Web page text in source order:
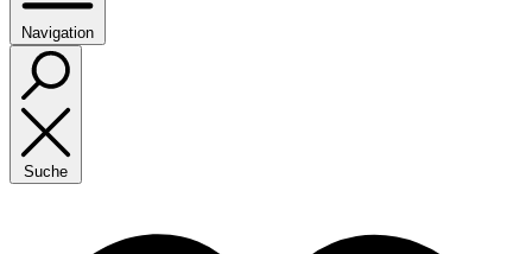
Navigation
Suche